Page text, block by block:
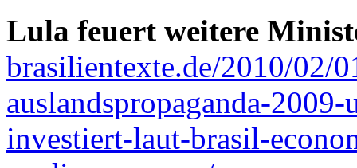
Lula feuert weitere
brasilientexte.de/2010/02/
auslandspropaganda-
investiert-laut-brasil-